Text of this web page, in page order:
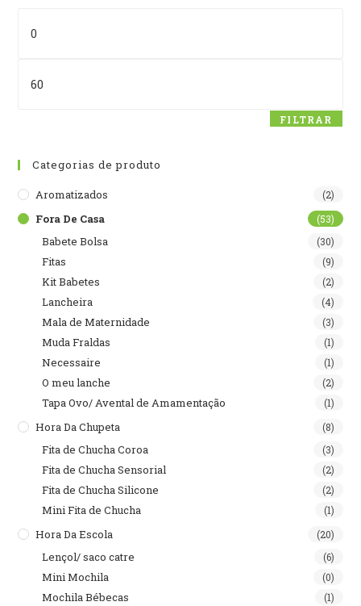
mínimo
máximo
FILTRAR
Categorias de produto
Aromatizados (2)
Fora De Casa (53)
Babete Bolsa (30)
Fitas (9)
Kit Babetes (2)
Lancheira (4)
Mala de Maternidade (3)
Muda Fraldas (1)
Necessaire (1)
O meu lanche (2)
Tapa Ovo/ Avental de Amamentação (1)
Hora Da Chupeta (8)
Fita de Chucha Coroa (3)
Fita de Chucha Sensorial (2)
Fita de Chucha Silicone (2)
Mini Fita de Chucha (1)
Hora Da Escola (20)
Lençol/ saco catre (6)
Mini Mochila (0)
Mochila Bébecas (1)